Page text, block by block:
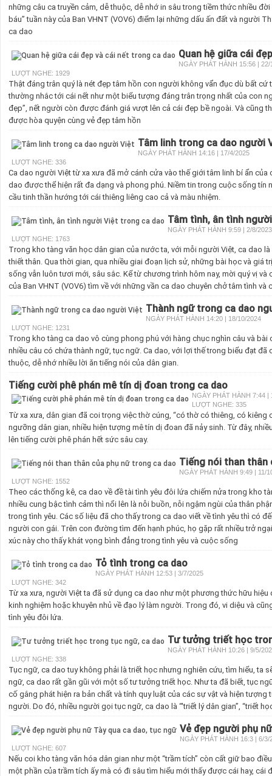
những câu ca truyền cảm, dễ thuộc, dễ nhớ in sâu trong tiềm thức nhiều
báu” tuần này của Ban VHNT (VOV6) điểm lại những dấu ấn đất và người
ca dao
Quan hệ giữa cái
NGÀY PHÁT HÀNH 15:56 | 22/
LƯỢT NGHE: 1929
Thật đáng trân quý là nét đẹp tâm hồn con người không vẩn đục dù bất cứ
thường nhắc tới cái nết như một biểu tượng đáng trân trọng nhất của con
đẹp”, nết người còn được đánh giá vượt lên cả cái đẹp bề ngoài. Và cũng
được hòa quyện cùng vẻ đẹp tâm hồn
Tâm linh trong ca dao người
NGÀY PHÁT HÀNH 14:16 | 17/4/2025
LƯỢT NGHE: 336
Ca dao người Việt từ xa xưa đã mở cánh cửa vào thế giới tâm linh bí ẩn
dao được thể hiện rất đa dạng và phong phú. Niềm tin trong cuộc sống tín
cầu tinh thần hướng tới cái thiêng liêng cao cả và màu nhiệm.
Tâm tình, ân tình
NGÀY PHÁT HÀNH 9:59 | 2/8/2023
LƯỢT NGHE: 1763
Trong kho tàng văn học dân gian của nước ta, với mỗi người Việt, ca dao
thiết thân. Qua thời gian, qua nhiều giai đoạn lịch sử, những bài học và giá
sống vẫn luôn tươi mới, sâu sắc. Kể từ chương trình hôm nay, mời quý vị và
của Ban VHNT (VOV6) tìm về với những vần ca dao chuyên chở tâm tình và
Thành ngữ trong ca dao
NGÀY PHÁT HÀNH 14:20 | 18/10/2024
LƯỢT NGHE: 1231
Trong kho tàng ca dao vô cùng phong phú với hàng chục nghìn câu và bài
nhiều câu có chứa thành ngữ, tục ngữ. Ca dao, với lợi thế trong biểu đạt đã
thuộc, dễ nhớ nhiều lời ăn tiếng nói của dân gian.
Tiếng cười phê phán mê tín dị đoan trong ca dao
NGÀY PHÁT HÀNH 7:44 |
LƯỢT NGHE: 335
Từ xa xưa, dân gian đã coi trọng việc thờ cúng, “có thờ có thiêng, có kiêng
ngưỡng dân gian, nhiều hiện tượng mê tín dị đoan đã nảy sinh. Từ đây,
lên tiếng cười phê phán hết sức sâu cay.
Tiếng nói than thân
NGÀY PHÁT HÀNH 9:49 | 11/
LƯỢT NGHE: 1552
Theo các thống kê, ca dao về đề tài tình yêu đôi lứa chiếm nửa trong kho
nhiều cung bậc tình cảm thì nổi lên là nỗi buồn, nỗi ngậm ngùi của thân
trong tình yêu. Các số liệu đã cho thấy trong ca dao viết về tình yêu thì có
người con gái. Trên con đường tìm đến hạnh phúc, họ gặp rất nhiều trở
xúc này cho thấy khát vọng bình đẳng trong tình yêu và cuộc sống
Tỏ tình trong ca dao
NGÀY PHÁT HÀNH 12:53 | 3/7/2025
LƯỢT NGHE: 342
Từ xa xưa, người Việt ta đã sử dụng ca dao như một phương thức hữu hiệu
kinh nghiệm hoặc khuyên nhủ về đạo lý làm người. Trong đó, vi diệu và
tình yêu đôi lứa.
Tư tưởng triết học
NGÀY PHÁT HÀNH 10:26 | 9/5/
LƯỢT NGHE: 338
Tục ngữ, ca dao tuy không phải là triết học nhưng nghiên cứu, tìm hiểu, ta
ngữ, ca dao rất gần gũi với một số tư tưởng triết học. Như ta đã biết, tục
cố gắng phát hiện ra bản chất và tính quy luật của các sự vật và hiện tượng
người. Do đó, nhiều người gọi tục ngữ, ca dao là “'triết lý dân gian”, “triết
Vẻ đẹp người phụ
NGÀY PHÁT HÀNH 16:3 | 6/3/
LƯỢT NGHE: 607
Nếu coi kho tàng văn hóa dân gian như một “trầm tích” còn cất giữ bao
một phần của trầm tích ấy mà có đi sâu tìm hiểu mới thấy được cái hay, cái